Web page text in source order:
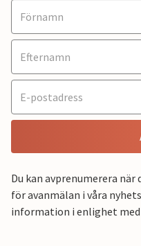
Du kan avprenumerera
för avanmälan i våra
information i enlighet med